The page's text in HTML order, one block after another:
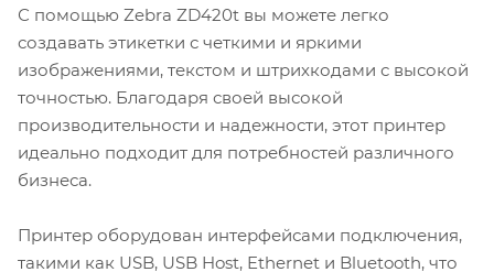
С помощью Zebra ZD420t вы можете легко
создавать этикетки с четкими и яркими
изображениями, текстом и штрихкодами с высокой
точностью. Благодаря своей высокой
производительности и надежности, этот принтер
идеально подходит для потребностей различного
бизнеса.
Принтер оборудован интерфейсами подключения,
такими как USB, USB Host, Ethernet и Bluetooth, что